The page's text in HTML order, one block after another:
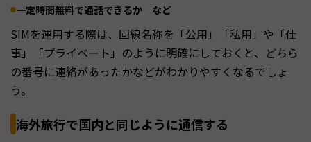
一定時間無料で通話できるか など
SIMを運用する際は、回線名称を「公用」「私用」や「仕
事」「プライベート」のように明確にしておくと、どちら
の番号に連絡があったかなどがわかりやすくなるでしょ
う。
海外旅行で国内と同じように通信する